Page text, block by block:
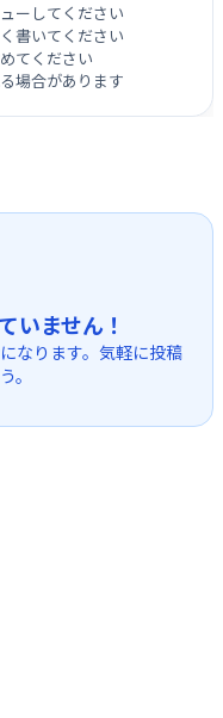
いません！
なります。気軽に投稿
。
ーしてください
書いてください
てください
場合があります